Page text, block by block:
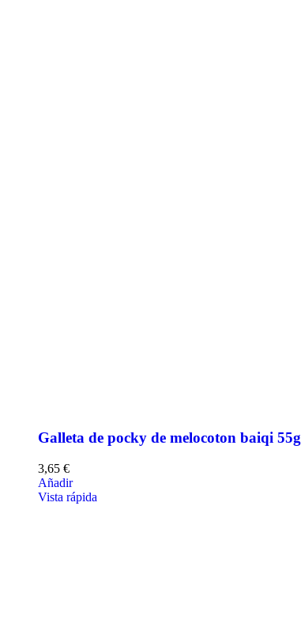
Galleta de pocky de melocoton baiqi 55g
3,65 €
Añadir
Vista rápida